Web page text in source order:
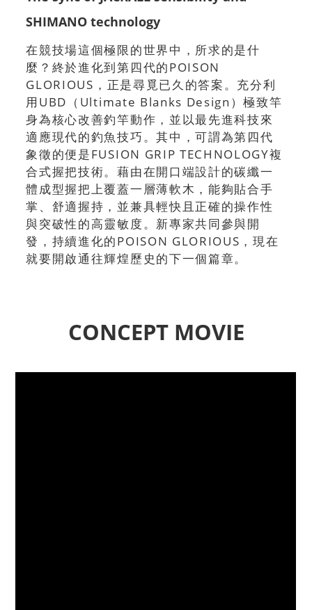
SHIMANO technology
在競技場這個極限的世界中，所求的是什
麼？終於進化到第四代的POISON
GLORIOUS，正是尋覓已久的答案。充分利
用UBD（Ultimate Blanks Design）極致竿
身為核心改善釣竿動作，並以最先進科技來
適應現代的釣魚技巧。其中，可謂為第四代
象徵的便是FUSION GRIP TECHNOLOGY複
合式握把技術。藉由在開口端設計的碳纖一
體成型握把上覆蓋一層薄軟木，能夠貼合手
掌、舒適握持，並兼具輕快且正確的操作性
與突破性的高靈敏度。新專家共同參與開
發，持續進化的POISON GLORIOUS，現在
就要開啟通往輝煌歷史的下一個篇章。
CONCEPT MOVIE